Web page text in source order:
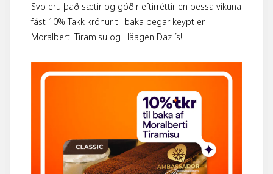
Svo eru það sætir og góðir eftirréttir en þessa vikuna
fást 10% Takk krónur til baka þegar keypt er
Moralberti Tiramisu og Häagen Daz ís!